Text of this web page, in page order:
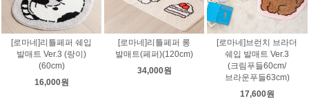
[로마네]리틀페퍼 쉐입
발매트 Ver.3 (랑이)
(60cm)
16,000원
[로마네]리틀페퍼 롱
발매트(페퍼)(120cm)
34,000원
[로마네]브런치 브라더
쉐입 발매트 Ver.3
(크림푸들60cm/
브라운푸들63cm)
17,600원